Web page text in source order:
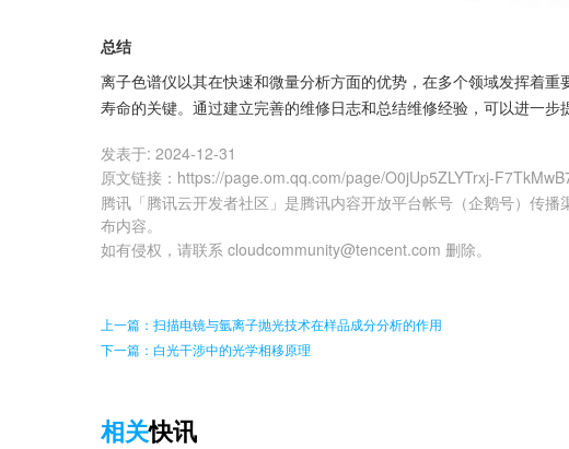
总结
离子色谱仪以其在快速和微量分析方面的优势，在多个领域发挥着
寿命的关键。通过建立完善的维修日志和总结维修经验，可以进一步
发表于: 2024-12-31
原文链接 ： https://page.om.qq.com/page/O0jUp5ZLYTrxj-
腾讯「腾讯云开发者社区」是腾讯内容开放平台帐号（企鹅号）传播
布内容。
如有侵权，请联系 cloudcommunity@tencent.com 删除。
上一篇：扫描电镜与氩离子抛光技术在样品成分分析的作用
下一篇：白光干涉中的光学相移原理
相关快讯